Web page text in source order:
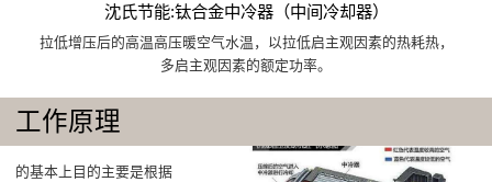
沈氏节能:钛合金中冷器（中间冷却器）
拉低增压后的高温高压暖空气水温，以拉低启主观因素的热耗热，
多启主观因素的额定功率。
工作原理
的基本上目的主要是根据